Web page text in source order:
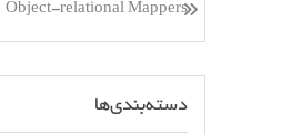
Object-relational Mappers
دسته‌بندی‌ها